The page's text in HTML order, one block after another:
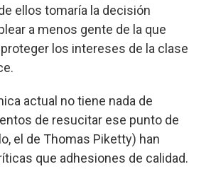
ellos tomaría la decisión
a menos gente de la que
los intereses de la clase
actual no tiene nada de
de resucitar ese punto de
el de Thomas Piketty) han
que adhesiones de calidad.